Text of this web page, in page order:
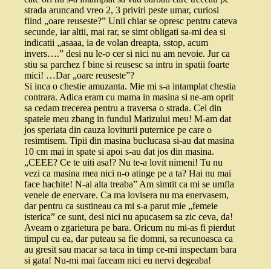
strada aruncand vreo 2, 3 priviri peste umar, curiosi
fiind „oare reuseste?” Unii chiar se opresc pentru cateva
secunde, iar altii, mai rar, se simt obligati sa-mi dea si
indicatii „asaaa, ia de volan dreapta, sstop, acum
invers….” desi nu le-o cer si nici nu am nevoie. Jur ca
stiu sa parchez f bine si reusesc sa intru in spatii foarte
mici! …Dar „oare reuseste”?
Si inca o chestie amuzanta. Mie mi s-a intamplat chestia
contrara. Adica eram cu mama in masina si ne-am oprit
sa cedam trecerea pentru a traversa o strada. Cel din
spatele meu zbang in fundul Matizului meu! M-am dat
jos speriata din cauza loviturii puternice pe care o
resimtisem. Tipii din masina buclucasa si-au dat masina
10 cm mai in spate si apoi s-au dat jos din masina.
„CEEE? Ce te uiti asa!? Nu te-a lovit nimeni! Tu nu
vezi ca masina mea nici n-o atinge pe a ta? Hai nu mai
face hachite! N-ai alta treaba” Am simtit ca mi se umfla
venele de enervare. Ca ma lovisera nu ma enervasem,
dar pentru ca sustineau ca mi s-a parut mie „femeie
isterica” ce sunt, desi nici nu apucasem sa zic ceva, da!
Aveam o zgarietura pe bara. Oricum nu mi-as fi pierdut
timpul cu ea, dar puteau sa fie domni, sa recunoasca ca
au gresit sau macar sa taca in timp ce-mi inspectam bara
si gata! Nu-mi mai faceam nici eu nervi degeaba!